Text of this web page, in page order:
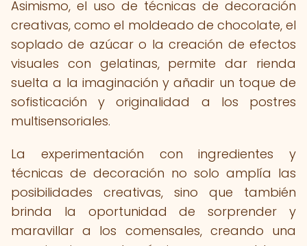
Asimismo, el uso de técnicas de decoración
creativas, como el moldeado de chocolate, el
soplado de azúcar o la creación de efectos
visuales con gelatinas, permite dar rienda
suelta a la imaginación y añadir un toque de
sofisticación y originalidad a los postres
multisensoriales.
La experimentación con ingredientes y
técnicas de decoración no solo amplía las
posibilidades creativas, sino que también
brinda la oportunidad de sorprender y
maravillar a los comensales, creando una